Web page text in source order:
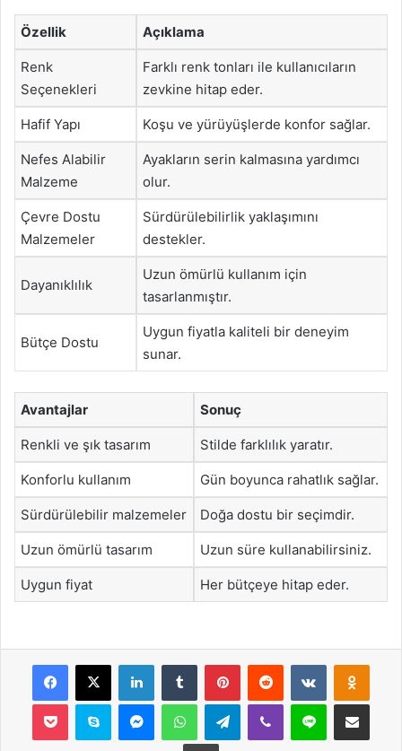
Özellik Açıklama
Renk
Seçenekleri
Farklı renk tonları ile kullanıcıların
zevkine hitap eder.
Hafif Yapı Koşu ve yürüyüşlerde konfor sağlar.
Nefes Alabilir
Malzeme
Ayakların serin kalmasına yardımcı
olur.
Çevre Dostu
Malzemeler
Sürdürülebilirlik yaklaşımını
destekler.
Dayanıklılık
Uzun ömürlü kullanım için
tasarlanmıştır.
Bütçe Dostu
Uygun fiyatla kaliteli bir deneyim
sunar.
Avantajlar Sonuç
Renkli ve şık tasarım Stilde farklılık yaratır.
Konforlu kullanım Gün boyunca rahatlık sağlar.
Sürdürülebilir malzemeler Doğa dostu bir seçimdir.
Uzun ömürlü tasarım Uzun süre kullanabilirsiniz.
Uygun fiyat Her bütçeye hitap eder.
Facebook
X LinkedInTumblr PinterestReddit VKontakte
Pocket Skype MessengerWhatsAppTelegramViber Line E-Posta ile
Yazdır